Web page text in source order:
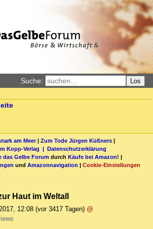
Suche: Los
am Meer| Zum Tode Jürgen Küßners |
Kopp-Verlag | Datenschutzerklärung
das Gelbe Forum durch Käufe bei Amazon! |
und Amazonnavigation | Cookie-Einstellungen
Haut im Weltall
12:08 (vor 3417 Tagen) @